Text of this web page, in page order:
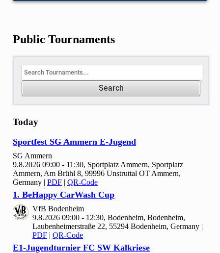
Public Tournaments
Search
Today
Sportfest SG Ammern E-Jugend
SG Ammern
9.8.2026 09:00 - 11:30, Sportplatz Ammern, Sportplatz
Ammern, Am Brühl 8, 99996 Unstruttal OT Ammern,
Germany | PDF | QR-Code
1. BeHappy CarWash Cup
VfB Bodenheim
9.8.2026 09:00 - 12:30, Bodenheim, Bodenheim,
Laubenheimerstraße 22, 55294 Bodenheim, Germany |
PDF | QR-Code
E1-Jugendturnier FC SW Kalkriese